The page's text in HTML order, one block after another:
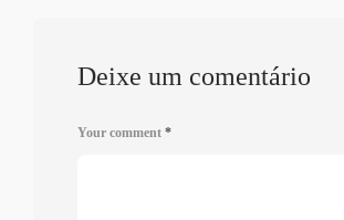
Deixe um comentário
Your comment *